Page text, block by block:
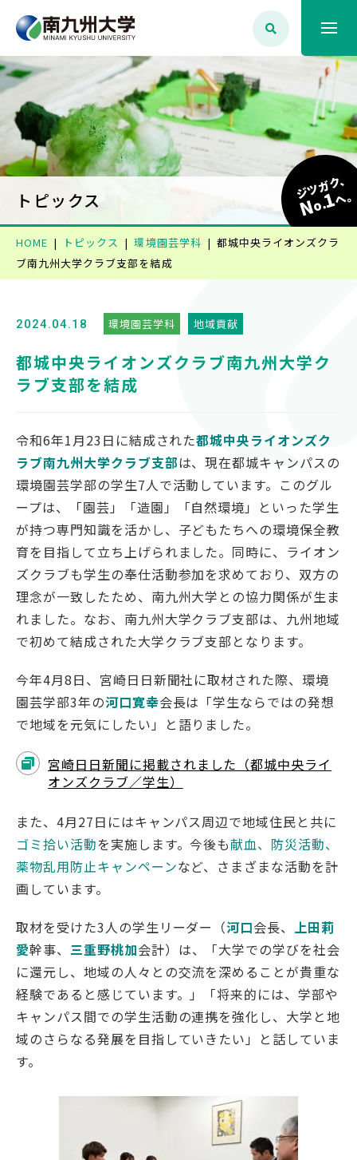
大学案内
学生生活
学部学科・大学院
就職・資格
対象者別
受験生の方
保護者の方
高校教員の方
企業の方
在学生・教職員の方
卒業生の方
地域の方
南九州大学公式SNS
アクセス
イベント
お問い合わせ
寄附のお願い
情報公開
採用情報
関連リンク
個人情報保護方針
トピックス ジツガク、
No.1へ
HOME トピックス 環境園芸学科
都城中央ライオンズクラ
ブ南九州大学クラブ支部を結成
2024.04.18 環境園芸学科 地域貢献
都城中央ライオンズクラブ南九州大学ク
ラブ支部を結成
令和6年1月23日に結成された都城中央ライオンズク
ラブ南九州大学クラブ支部は、現在都城キャンパスの
環境園芸学部の学生7人で活動しています。このグル
ープは、「園芸」「造園」「自然環境」といった学生
が持つ専門知識を活かし、子どもたちへの環境保全教
育を目指して立ち上げられました。同時に、ライオン
ズクラブも学生の奉仕活動参加を求めており、双方の
理念が一致したため、南九州大学との協力関係が生ま
れました。なお、南九州大学クラブ支部は、九州地域
で初めて結成された大学クラブ支部となります。
今年4月8日、宮崎日日新聞社に取材された際、環境
園芸学部3年の河口寛幸会長は「学生ならではの発想
で地域を元気にしたい」と語りました。
宮崎日日新聞に掲載されました（都城中央ライ
オンズクラブ／学生）
また、4月27日にはキャンパス周辺で地域住民と共に
ゴミ拾い活動を実施します。今後も献血、防災活動、
薬物乱用防止キャンペーンなど、さまざまな活動を計
画しています。
取材を受けた3人の学生リーダー（河口会長、 上田莉
愛幹事、 三重野桃加会計）は、「大学での学びを社会
に還元し、地域の人々との交流を深めることが貴重な
経験であると感じています。」「将来的には、学部や
キャンパス間での学生活動の連携を強化し、大学と地
域のさらなる発展を目指していきたい」と話していま
す。